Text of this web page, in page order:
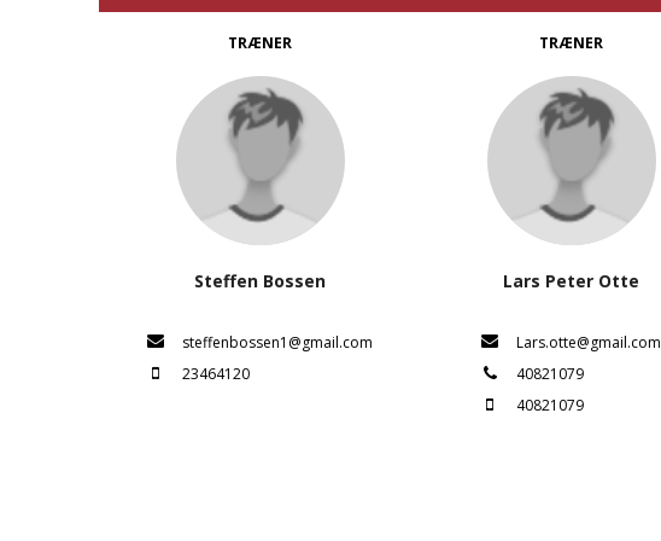
TRÆNER
Steffen Bossen
steffenbossen1@gmail.com
23464120
TRÆNER
Lars Peter Otte
Lars.otte@gmail.com
40821079
40821079